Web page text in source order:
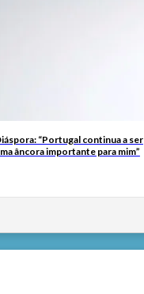
“Portugal continua a ser
âncora importante para mim”